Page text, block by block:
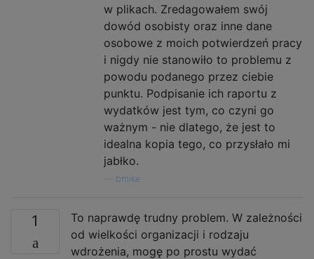
w plikach. Zredagowałem swój
dowód osobisty oraz inne dane
osobowe z moich potwierdzeń pracy
i nigdy nie stanowiło to problemu z
powodu podanego przez ciebie
punktu. Podpisanie ich raportu z
wydatków jest tym, co czyni go
ważnym - nie dlatego, że jest to
idealna kopia tego, co przysłało mi
jabłko.
bmike
1
To naprawdę trudny problem. W zależności
od wielkości organizacji i rodzaju
wdrożenia, mogę po prostu wydać